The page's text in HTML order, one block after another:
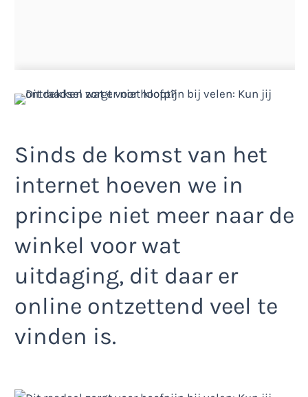
Sinds de komst van het
internet hoeven we in
principe niet meer naar de
winkel voor wat
uitdaging, dit daar er
online ontzettend veel te
vinden is.